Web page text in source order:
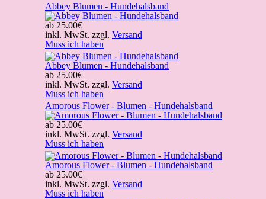
Abbey Blumen - Hundehalsband
ab 25.00€
inkl. MwSt. zzgl. Versand
Muss ich haben
Abbey Blumen - Hundehalsband
ab 25.00€
inkl. MwSt. zzgl. Versand
Muss ich haben
Amorous Flower - Blumen - Hundehalsband
ab 25.00€
inkl. MwSt. zzgl. Versand
Muss ich haben
Amorous Flower - Blumen - Hundehalsband
ab 25.00€
inkl. MwSt. zzgl. Versand
Muss ich haben